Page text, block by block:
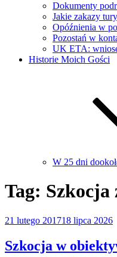
Dokumenty
Jakie zakazy
Opóźnienia w
Pozostań w
UK ETA:
Historie Moich Gości
W 25 dni
Tag: Szkocja
Opublikowane
21 lutego 201718 lipca 2026
Szkocja w